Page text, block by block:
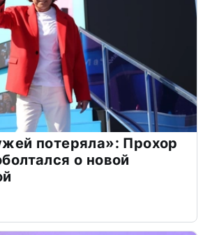
потеряла»: Прохор
о новой